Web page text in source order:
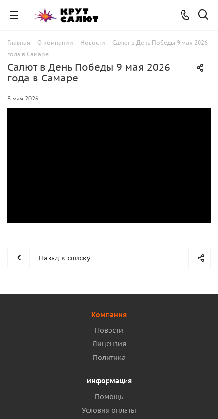
Главная - О компании - Новости - Салют в День Победы 9 мая 2026
года в Самаре
Салют в День Победы 9 мая 2026
года в Самаре
8 мая 2026
Назад к списку
Компания
Новости
Лицензия
Политика
Информация
Помощь
Условия оплаты